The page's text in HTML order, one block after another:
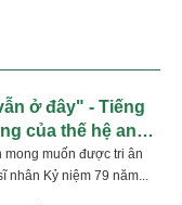
ở đây" - Tiếng
của thế hệ anh
mong muốn được tri ân
nhân Kỷ niệm 79 năm...